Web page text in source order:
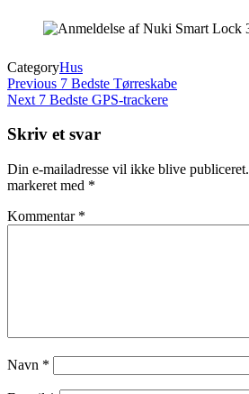
CategoryHus
Indlægsnavigation
Previous
Post
Previous 7 Bedste Tørreskabe
Next
Next 7 Bedste GPS-trackere
Skriv et svar
Din e-mailadresse vil ikke blive publiceret.
markeret med *
Kommentar *
Navn *